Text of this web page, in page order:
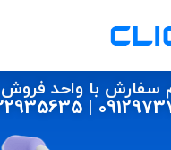
سفارش با واحد